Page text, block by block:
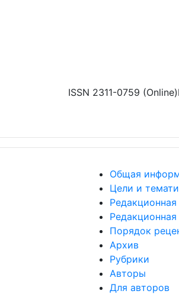
ISSN 2311-0759 (Online)
Общая
Цели и
Редакционная
Редакционная
Порядок
Архив
Рубрики
Авторы
Для авторов